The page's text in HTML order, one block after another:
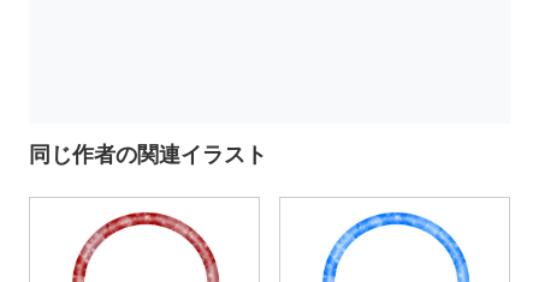
同じ作者の関連イラスト